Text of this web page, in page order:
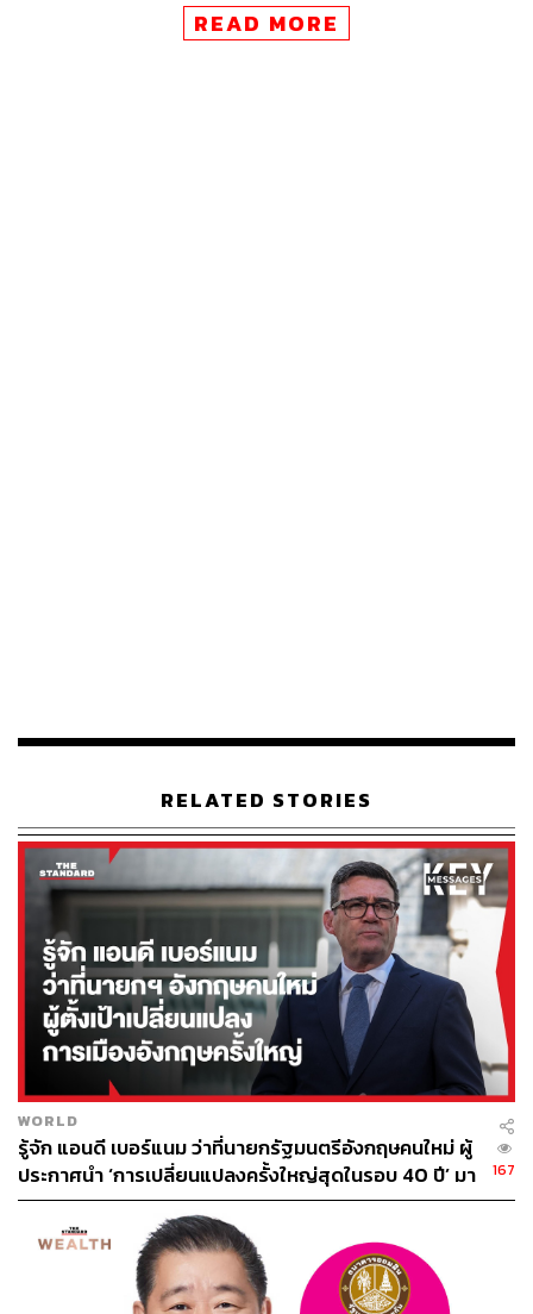
ทุกรายได้รับวัคซีนล็อตเดียวกัน (Lot No.
J202103001) ผลการตรวจสอบคุณภาพโดย
เมษายน 2564
เชื้อไวรัสโคโรนา COVID-19
โควิด-19
วัคซีนไวรัสโคโรนา
วัคซีนโควิด-19
อัมพฤกษ์
91
ABOUT THE AUTHOR
นพ.ชนาธิป ไชยเหล็ก
แพทย์เวชศาสตร์ป้องกัน (แขนงระบาดวิทยา)
อบรมด้านระบาดวิทยาภาคสนาม (FETP) ที่
กรมควบคุมโรค และศึกษาต่อสาธารณสุข
ศาสตรมหาบันฑิตที่มหาวิทยาลัยมหิดล
ปัจจุบันทำงานที่โรงพยาบาลพหลพลพยุหเสนา
จังหวัดกาญจนบุรี
READ MORE
RELATED STORIES
WORLD
รู้จัก แอนดี เบอร์แนม ว่าที่นายกรัฐมนตรีอังกฤษคนใหม่ ผู้
ประกาศนำ ‘การเปลี่ยนแปลงครั้งใหญ่สุดในรอบ 40 ปี’ มา
สู่การเมืองอังกฤษ
167